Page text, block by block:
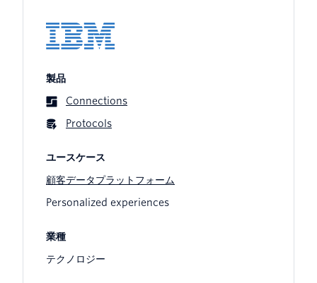
製品
Connections
Protocols
ユースケース
顧客データプラットフォーム
Personalized experiences
業種
テクノロジー